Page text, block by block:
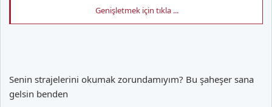
Cem Karaca, Ayna( ne alaka ben de bilmiyorum ama öyle), Yeni
Türkü, Yavuz Çetin, ve Erkin Baba dışında çok dinlemiyorum
zaten.
Genişletmek için tıkla ...
Senin strajelerini okumak zorundamıyım? Bu şaheşer sana
gelsin benden